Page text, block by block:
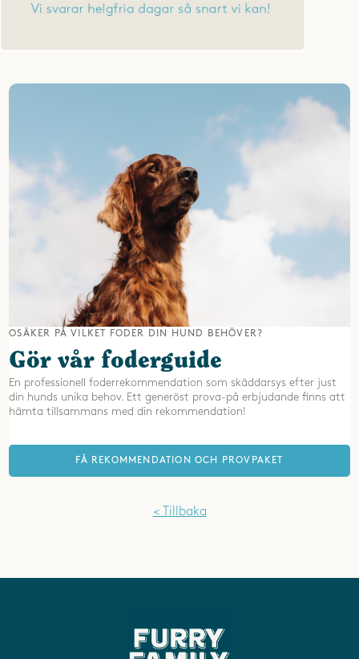
OSÄKER PÅ VILKET FODER DIN HUND BEHÖVER?
Gör vår foderguide
En professionell foderrekommendation som skäddarsys efter just
din hunds unika behov. Ett generöst prova-på erbjudande finns att
hämta tillsammans med din rekommendation!
FÅ REKOMMENDATION OCH PROVPAKET
< Tillbaka